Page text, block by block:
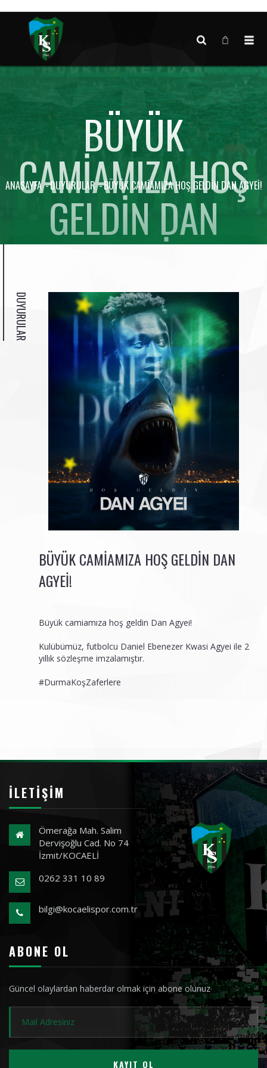
BÜYÜK
CAMIAMIZA HOŞ
GELDIN DAN
AGYEI!
ANASAYFA DUYURULAR BÜYÜK CAMIAMIZA HOŞ GELDIN DAN AGYEI!
DUYURULAR
BÜYÜK CAMIAMIZA HOŞ GELDIN DAN
AGYEI!
Büyük camiamıza hoş geldin Dan Agyei!
Kulübümüz, futbolcu Daniel Ebenezer Kwasi Agyei ile 2
yıllık sözleşme imzalamıştır.
#DurmaKoşZaferlere
İLETIŞIM
Ömerağa Mah. Salim
Dervişoğlu Cad. No 74
İzmit/KOCAELİ
0262 331 10 89
bilgi@kocaelispor.com.tr
ABONE OL
Güncel olaylardan haberdar olmak için abone olunuz
KAYIT OL